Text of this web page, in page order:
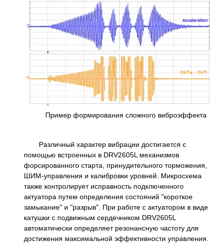
Пример формирования сложного виброэффекта
Различный характер вибрации достигается с
помощью встроенных в DRV2605L механизмов
форсированного старта, принудительного торможения,
ШИМ-управления и калибровки уровней. Микросхема
также контролирует исправность подключенного
актуатора путем определения состояний "короткое
замыкание" и "разрыв". При работе с актуатором в виде
катушки с подвижным сердечником DRV2605L
автоматически определяет резонансную частоту для
достижения максимальной эффективности управления.